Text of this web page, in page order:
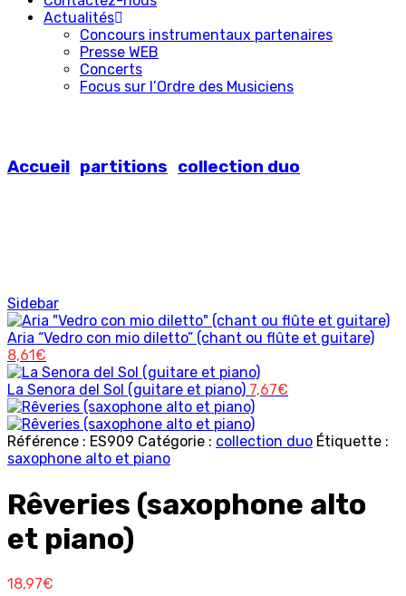
Actualités
Concours instrumentaux partenaires
Presse WEB
Concerts
Focus sur l’Ordre des Musiciens
Accueil partitions collection duo
Sidebar
Aria “Vedro con mio diletto” (chant ou flûte et guitare)
8,61€
La Senora del Sol (guitare et piano) 7,67€
Référence : ES909 Catégorie : collection duo Étiquette :
saxophone alto et piano
Rêveries (saxophone alto
et piano)
18,97€